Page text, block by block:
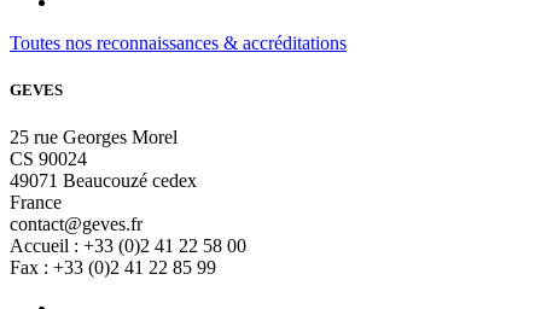
Toutes nos reconnaissances & accréditations
GEVES
25 rue Georges Morel
CS 90024
49071 Beaucouzé cedex
France
contact@geves.fr
Accueil : +33 (0)2 41 22 58 00
Fax : +33 (0)2 41 22 85 99